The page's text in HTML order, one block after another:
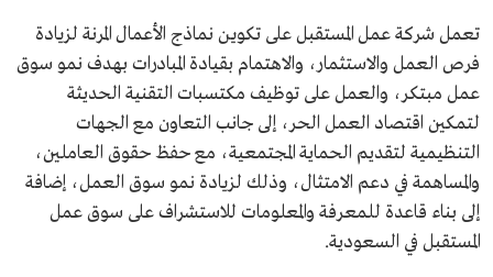
تعمل شركة عمل المستقبل على تكوين نماذج الأعمال المرنة لزيادة
فرص العمل والاستثمار، والاهتمام بقيادة المبادرات بهدف نمو سوق
عمل مبتكر، والعمل على توظيف مكتسبات التقنية الحديثة
لتمكين اقتصاد العمل الحر، إلى جانب التعاون مع الجهات
التنظيمية لتقديم الحماية المجتمعية، مع حفظ حقوق العاملين،
والمساهمة في دعم الامتثال، وذلك لزيادة نمو سوق العمل، إضافة
إلى بناء قاعدة للمعرفة والمعلومات للاستشراف على سوق عمل
المستقبل في السعودية.